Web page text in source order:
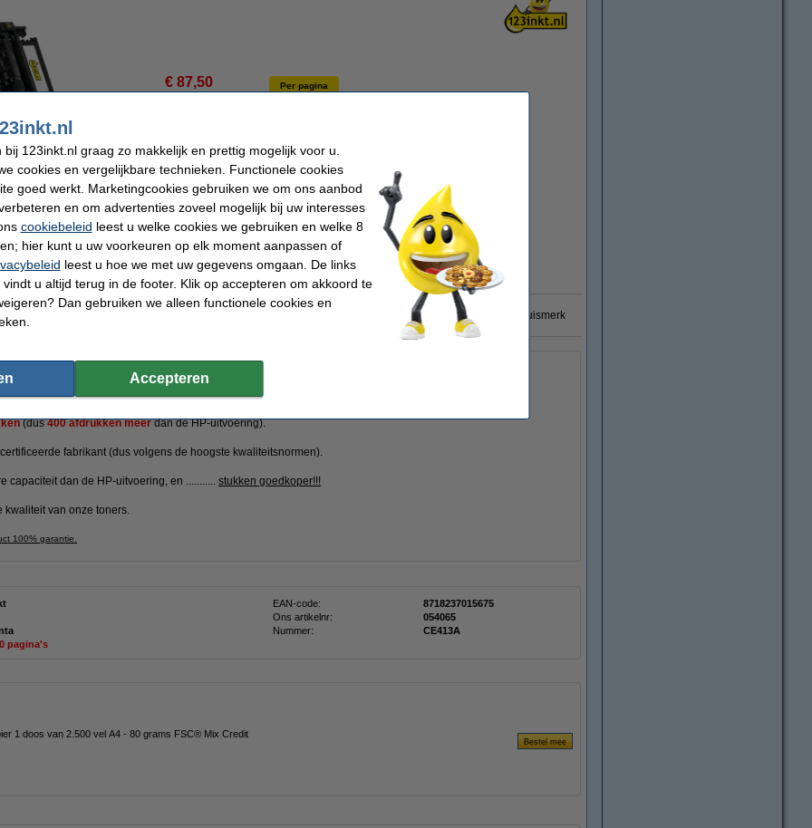
€ 87,50 Per pagina
Direct leverbaar
Maandag in huis
Bestellen
van Nederland 100% garantie op 123inkt huismerk
(dus400 afdrukken meerdan de HP-uitvoering).
fabrikant (dus volgens de hoogste kwaliteitsnormen).
capaciteit dan de HP-uitvoering, en ........... stukken goedkoper!!!
kwaliteit van onze toners.
100% garantie.
EAN-code:
8718237015675
Ons artikelnr:
054065
Nummer:
CE413A
pagina's
1 doos van 2.500 vel A4 - 80 grams FSC® Mix Credit
123inkt.nl graag zo makkelijk en prettig mogelijk voor u.
cookies en vergelijkbare technieken. Functionele cookies
goed werkt. Marketingcookies gebruiken we om ons aanbod
en om advertenties zoveel mogelijk bij uw interesses
cookiebeleid leest u welke cookies we gebruiken en welke 8
hier kunt u uw voorkeuren op elk moment aanpassen of
leest u hoe we met uw gegevens omgaan. De links
u altijd terug in de footer. Klik op accepteren om akkoord te
Dan gebruiken we alleen functionele cookies en
Accepteren